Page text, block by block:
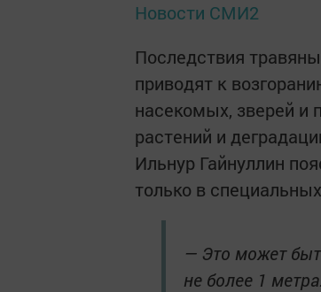
Новости СМИ2
Последствия
приводят к
насекомых, зверей и
растений и
Ильнур Гайнуллин
только в
— Это может
не более 1